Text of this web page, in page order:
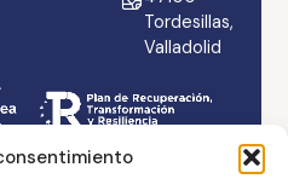
Tordesillas,
Valladolid